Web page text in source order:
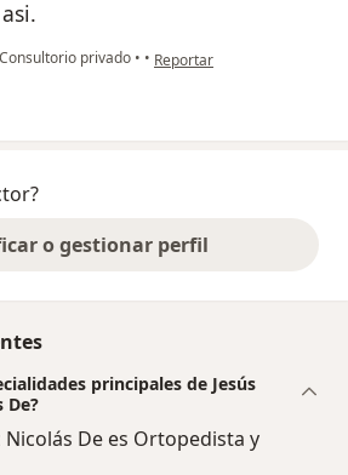
Consultorio privado • • en opinión del usuario
Reportar
o gestionar perfil
principales de Jesús
De?
Nicolás De es Ortopedista y